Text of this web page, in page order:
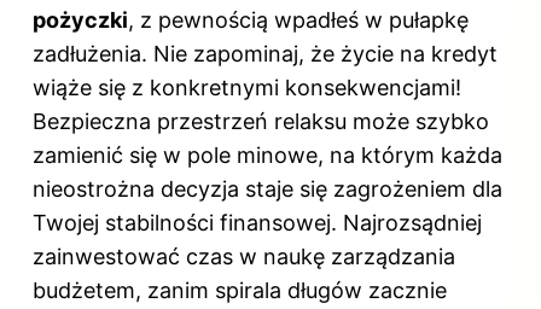
pożyczki, z pewnością wpadłeś w pułapkę
zadłużenia. Nie zapominaj, że życie na kredyt
wiąże się z konkretnymi konsekwencjami!
Bezpieczna przestrzeń relaksu może szybko
zamienić się w pole minowe, na którym każda
nieostrożna decyzja staje się zagrożeniem dla
Twojej stabilności finansowej. Najrozsądniej
zainwestować czas w naukę zarządzania
budżetem, zanim spirala długów zacznie